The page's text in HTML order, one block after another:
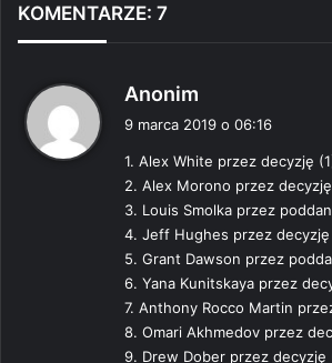
KOMENTARZE: 7
Anonim
z
e
:
9 marca 2019 o 06:16
1. Alex White przez decyzję
2. Alex Morono przez
3. Louis Smolka przez
4. Jeff Hughes przez
5. Grant Dawson przez
6. Yana Kunitskaya przez
7. Anthony Rocco Martin
8. Omari Akhmedov przez
9. Drew Dober przez decyzję